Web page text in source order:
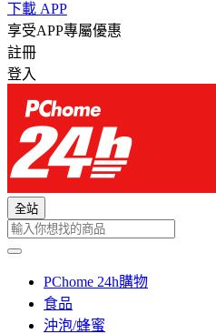
下載 APP
享受APP專屬優惠
註冊
登入
全站
PChome 24h購物
食品
沖泡/蜂蜜